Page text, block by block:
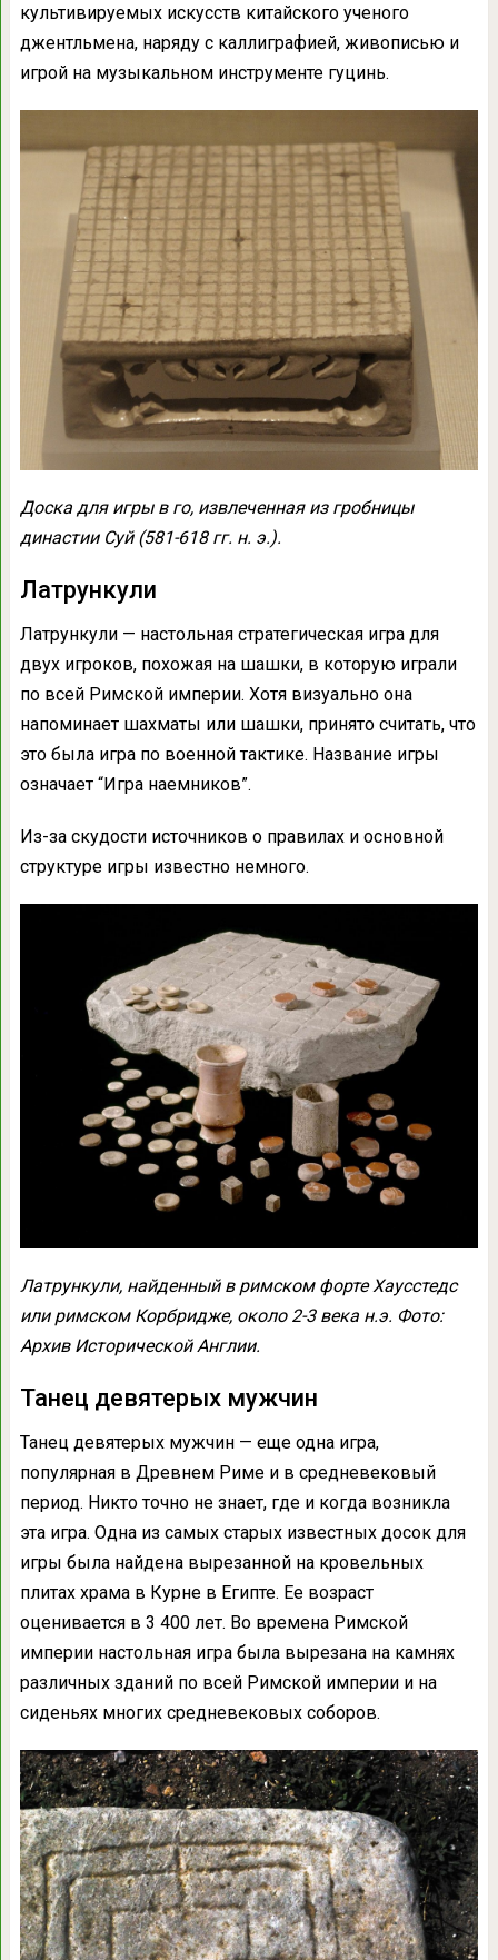
культивируемых искусств китайского ученого
джентльмена, наряду с каллиграфией, живописью и
игрой на музыкальном инструменте гуцинь.
Доска для игры в го, извлеченная из гробницы
династии Суй (581-618 гг. н. э.).
Латрункули
Латрункули — настольная стратегическая игра для
двух игроков, похожая на шашки, в которую играли
по всей Римской империи. Хотя визуально она
напоминает шахматы или шашки, принято считать, что
это была игра по военной тактике. Название игры
означает “Игра наемников”.
Из-за скудости источников о правилах и основной
структуре игры известно немного.
Латрункули, найденный в римском форте Хаусстедс
или римском Корбридже, около 2-3 века н.э. Фото:
Архив Исторической Англии.
Танец девятерых мужчин
Танец девятерых мужчин — еще одна игра,
популярная в Древнем Риме и в средневековый
период. Никто точно не знает, где и когда возникла
эта игра. Одна из самых старых известных досок для
игры была найдена вырезанной на кровельных
плитах храма в Курне в Египте. Ее возраст
оценивается в 3 400 лет. Во времена Римской
империи настольная игра была вырезана на камнях
различных зданий по всей Римской империи и на
сиденьях многих средневековых соборов.